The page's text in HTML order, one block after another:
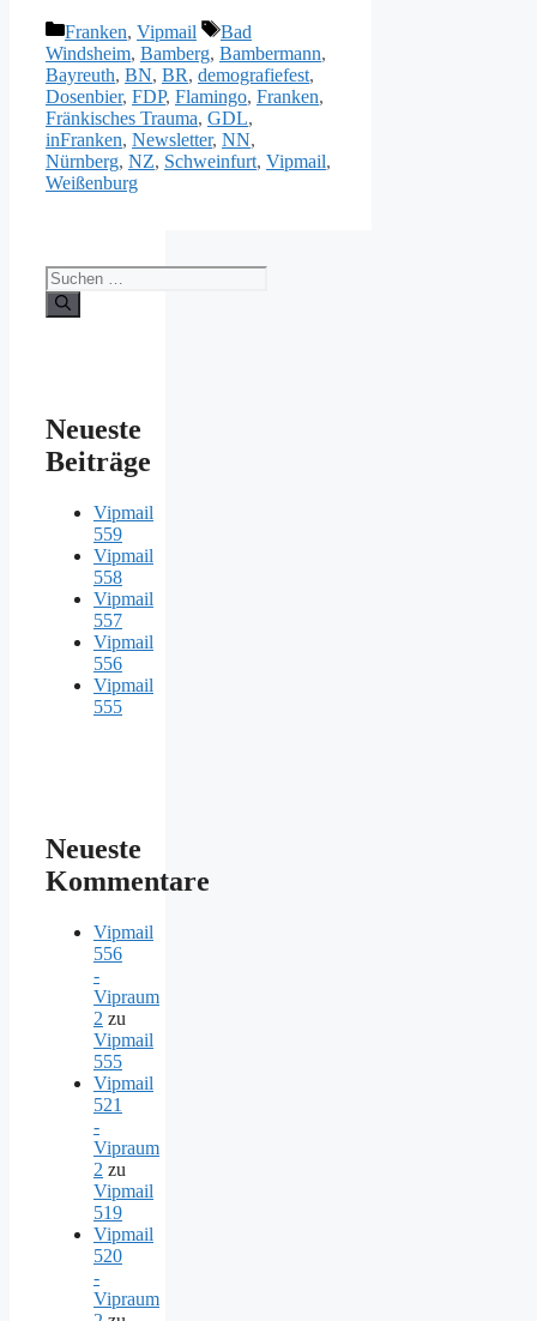
Kategorien
Franken, Vipmail Schlagwörter
Bad
Windsheim, Bamberg, Bambermann,
Bayreuth, BN, BR, demografiefest,
Dosenbier, FDP, Flamingo, Franken,
Fränkisches Trauma, GDL,
inFranken, Newsletter, NN,
Nürnberg, NZ, Schweinfurt, Vipmail,
Weißenburg
Suche
nach:
Neueste
Beiträge
Vipmail
559
Vipmail
558
Vipmail
557
Vipmail
556
Vipmail
555
Neueste
Kommentare
Vipmail
556
-
Vipraum
2 zu
Vipmail
555
Vipmail
521
-
Vipraum
2 zu
Vipmail
519
Vipmail
520
-
Vipraum